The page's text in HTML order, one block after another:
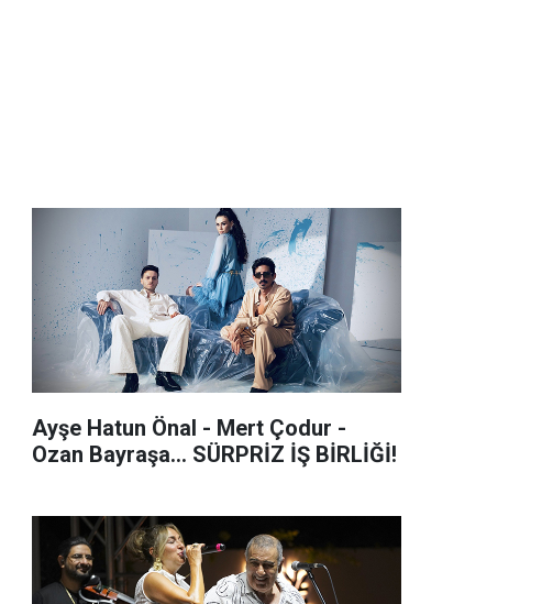
Ayşe Hatun Önal - Mert Çodur -
Ozan Bayraşa... SÜRPRİZ İŞ BİRLİĞİ!